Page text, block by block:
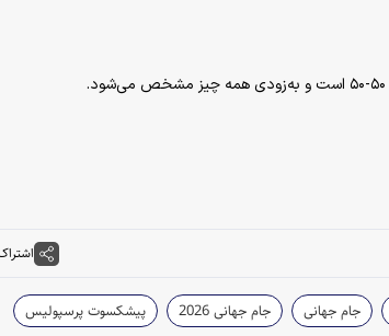
جام جهانی جام جهانی 2026 پیشکسوت پرسپولیس